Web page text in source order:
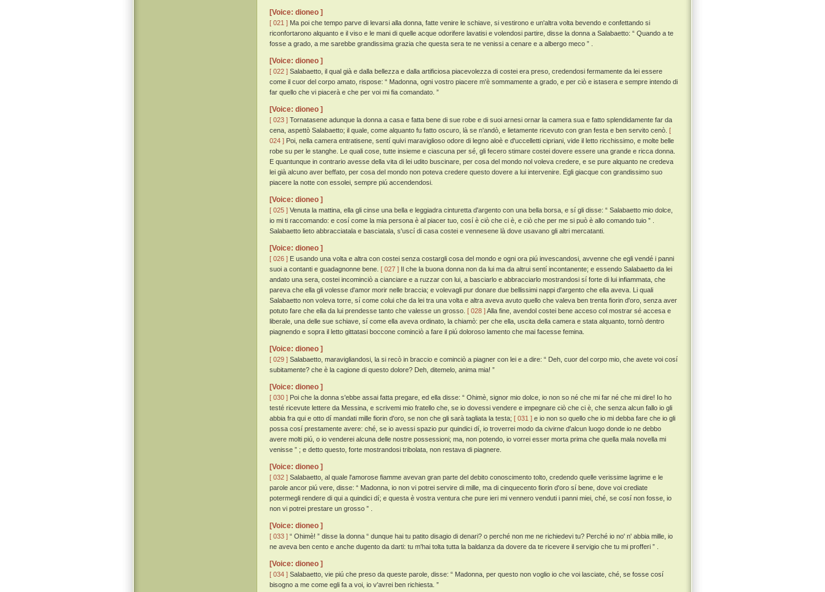
[Voice: dioneo ]
[ 021 ] Ma poi che tempo parve di levarsi alla donna, fatte venire le schiave, si vestirono e un'altra volta bevendo e confettando si
riconfortarono alquanto e il viso e le mani di quelle acque odorifere lavatisi e volendosi partire, disse la donna a Salabaetto: “ Quando a te
fosse a grado, a me sarebbe grandissima grazia che questa sera te ne venissi a cenare e a albergo meco ” .
[Voice: dioneo ]
[ 022 ] Salabaetto, il qual già e dalla bellezza e dalla artificiosa piacevolezza di costei era preso, credendosi fermamente da lei essere
come il cuor del corpo amato, rispose: “ Madonna, ogni vostro piacere m'è sommamente a grado, e per ciò e istasera e sempre intendo di
far quello che vi piacerà e che per voi mi fia comandato. ”
[Voice: dioneo ]
[ 023 ] Tornatasene adunque la donna a casa e fatta bene di sue robe e di suoi arnesi ornar la camera sua e fatto splendidamente far da
cena, aspettò Salabaetto; il quale, come alquanto fu fatto oscuro, là se n'andò, e lietamente ricevuto con gran festa e ben servito cenò. [
024 ] Poi, nella camera entratisene, sentí quivi maraviglioso odore di legno aloè e d'uccelletti cipriani, vide il letto ricchissimo, e molte belle
robe su per le stanghe. Le quali cose, tutte insieme e ciascuna per sé, gli fecero stimare costei dovere essere una grande e ricca donna.
E quantunque in contrario avesse della vita di lei udito buscinare, per cosa del mondo nol voleva credere, e se pure alquanto ne credeva
lei già alcuno aver beffato, per cosa del mondo non poteva credere questo dovere a lui intervenire. Egli giacque con grandissimo suo
piacere la notte con essolei, sempre piú accendendosi.
[Voice: dioneo ]
[ 025 ] Venuta la mattina, ella gli cinse una bella e leggiadra cinturetta d'argento con una bella borsa, e sí gli disse: “ Salabaetto mio dolce,
io mi ti raccomando: e cosí come la mia persona è al piacer tuo, cosí è ciò che ci è, e ciò che per me si può è allo comando tuio ” .
Salabaetto lieto abbracciatala e basciatala, s'uscí di casa costei e vennesene là dove usavano gli altri mercatanti.
[Voice: dioneo ]
[ 026 ] E usando una volta e altra con costei senza costargli cosa del mondo e ogni ora piú invescandosi, avvenne che egli vendé i panni
suoi a contanti e guadagnonne bene. [ 027 ] Il che la buona donna non da lui ma da altrui sentí incontanente; e essendo Salabaetto da lei
andato una sera, costei incominciò a cianciare e a ruzzar con lui, a basciarlo e abbracciarlo mostrandosi sí forte di lui infiammata, che
pareva che ella gli volesse d'amor morir nelle braccia; e volevagli pur donare due bellissimi nappi d'argento che ella aveva. Li quali
Salabaetto non voleva torre, sí come colui che da lei tra una volta e altra aveva avuto quello che valeva ben trenta fiorin d'oro, senza aver
potuto fare che ella da lui prendesse tanto che valesse un grosso. [ 028 ]Alla fine, avendol costei bene acceso col mostrar sé accesa e
liberale, una delle sue schiave, sí come ella aveva ordinato, la chiamò: per che ella, uscita della camera e stata alquanto, tornò dentro
piagnendo e sopra il letto gittatasi boccone cominciò a fare il piú doloroso lamento che mai facesse femina.
[Voice: dioneo ]
[ 029 ] Salabaetto, maravigliandosi, la si recò in braccio e cominciò a piagner con lei e a dire: “ Deh, cuor del corpo mio, che avete voi cosí
subitamente? che è la cagione di questo dolore? Deh, ditemelo, anima mia! ”
[Voice: dioneo ]
[ 030 ] Poi che la donna s'ebbe assai fatta pregare, ed ella disse: “ Ohimè, signor mio dolce, io non so né che mi far né che mi dire! Io ho
testé ricevute lettere da Messina, e scrivemi mio fratello che, se io dovessi vendere e impegnare ciò che ci è, che senza alcun fallo io gli
abbia fra qui e otto dí mandati mille fiorin d'oro, se non che gli sarà tagliata la testa; [ 031 ] e io non so quello che io mi debba fare che io gli
possa cosí prestamente avere: ché, se io avessi spazio pur quindici dí, io troverrei modo da civirne d'alcun luogo donde io ne debbo
avere molti piú, o io venderei alcuna delle nostre possessioni; ma, non potendo, io vorrei esser morta prima che quella mala novella mi
venisse ” ; e detto questo, forte mostrandosi tribolata, non restava di piagnere.
[Voice: dioneo ]
[ 032 ] Salabaetto, al quale l'amorose fiamme avevan gran parte del debito conoscimento tolto, credendo quelle verissime lagrime e le
parole ancor piú vere, disse: “ Madonna, io non vi potrei servire di mille, ma di cinquecento fiorin d'oro sí bene, dove voi crediate
potermegli rendere di qui a quindici dí; e questa è vostra ventura che pure ieri mi vennero venduti i panni miei, ché, se cosí non fosse, io
non vi potrei prestare un grosso ” .
[Voice: dioneo ]
[ 033 ] “ Ohimè! ” disse la donna “ dunque hai tu patito disagio di denari? o perché non me ne richiedevi tu? Perché io no' n' abbia mille, io
ne aveva ben cento e anche dugento da darti: tu m'hai tolta tutta la baldanza da dovere da te ricevere il servigio che tu mi profferi ” .
[Voice: dioneo ]
[ 034 ] Salabaetto, vie piú che preso da queste parole, disse: “ Madonna, per questo non voglio io che voi lasciate, ché, se fosse cosí
bisogno a me come egli fa a voi, io v'avrei ben richiesta. ”